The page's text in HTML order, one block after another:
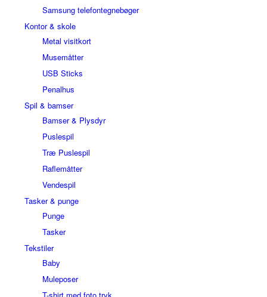
Samsung telefontegnebøger
Kontor & skole
Metal visitkort
Musemåtter
USB Sticks
Penalhus
Spil & bamser
Bamser & Plysdyr
Puslespil
Træ Puslespil
Raflemåtter
Vendespil
Tasker & punge
Punge
Tasker
Tekstiler
Baby
Muleposer